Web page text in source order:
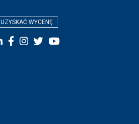
UZYSKAĆ WYCENĘ